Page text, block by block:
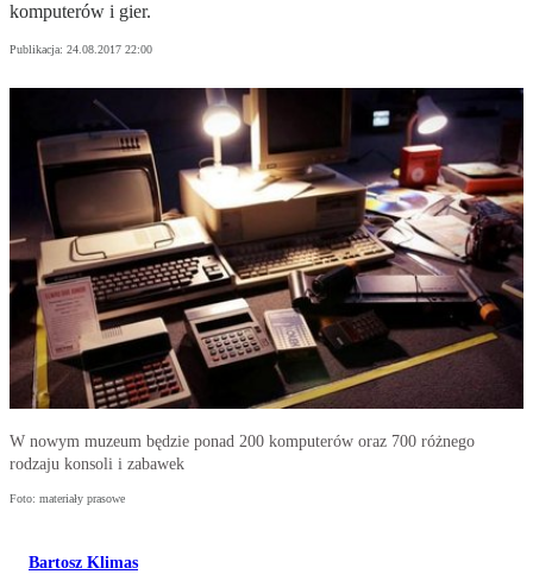
komputerów i gier.
Publikacja: 24.08.2017 22:00
W nowym muzeum będzie ponad 200 komputerów oraz 700 różnego
rodzaju konsoli i zabawek
Foto: materiały prasowe
Bartosz Klimas